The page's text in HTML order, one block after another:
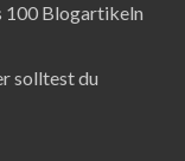
100 Blogartikeln
solltest du